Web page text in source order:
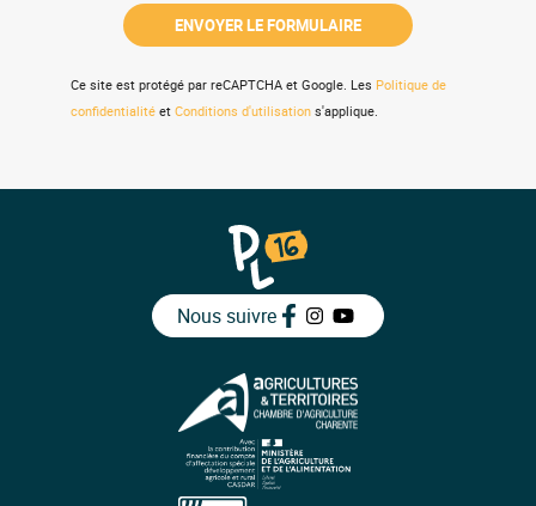
Ce site est protégé par reCAPTCHA et Google. Les Politique de
confidentialité et Conditions d'utilisation s'applique.
Nous suivre